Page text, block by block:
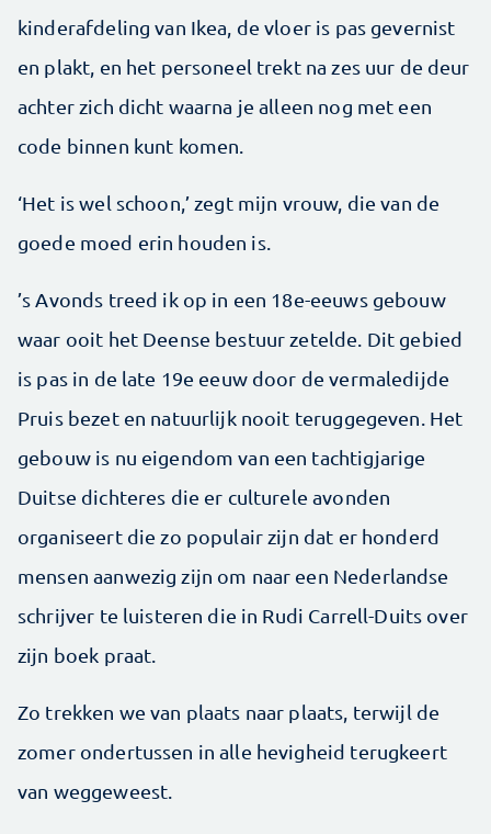
kinderafdeling van Ikea, de vloer is pas gevernist
en plakt, en het personeel trekt na zes uur de deur
achter zich dicht waarna je alleen nog met een
code binnen kunt komen.
‘Het is wel schoon,’ zegt mijn vrouw, die van de
goede moed erin houden is.
’s Avonds treed ik op in een 18e-eeuws gebouw
waar ooit het Deense bestuur zetelde. Dit gebied
is pas in de late 19e eeuw door de vermaledijde
Pruis bezet en natuurlijk nooit teruggegeven. Het
gebouw is nu eigendom van een tachtigjarige
Duitse dichteres die er culturele avonden
organiseert die zo populair zijn dat er honderd
mensen aanwezig zijn om naar een Nederlandse
schrijver te luisteren die in Rudi Carrell-Duits over
zijn boek praat.
Zo trekken we van plaats naar plaats, terwijl de
zomer ondertussen in alle hevigheid terugkeert
van weggeweest.